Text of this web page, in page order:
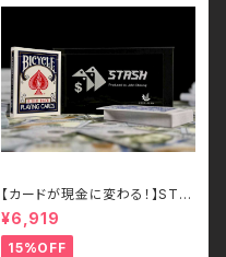
【カードが現金に変わる！】STA
SH – John Cheung （各色）
¥6,919
15%OFF